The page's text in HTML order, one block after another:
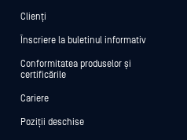
Clienți
Înscriere la buletinul informativ
Conformitatea produselor și
certificările
Cariere
Poziții deschise